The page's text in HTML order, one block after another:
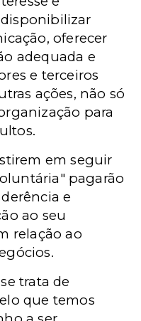
oferecer
adequada e
e terceiros
ações, não só
para
em seguir
pagarão
e
ao seu
relação ao
trata de
que temos